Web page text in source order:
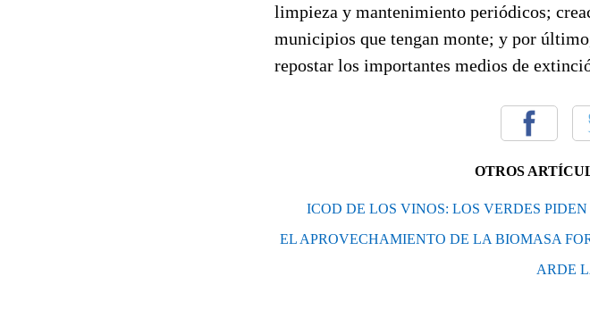
limpieza y mantenimiento periódicos;
municipios que tengan monte; y por
repostar los importantes medios de
OTROS
ICOD DE LOS VINOS: LOS VERDES
EL APROVECHAMIENTO DE LA BIOMASA
ARDE